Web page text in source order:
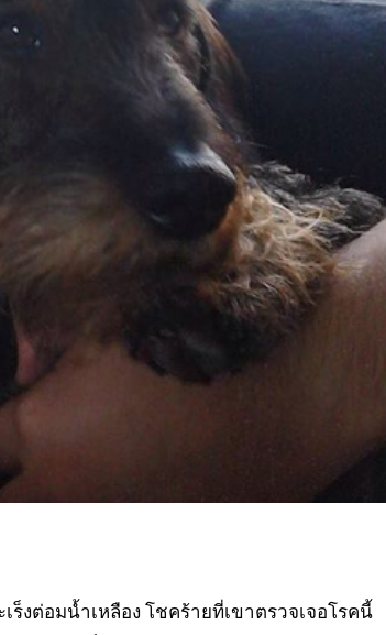
ร็งต่อมน้ำเหลือง โชคร้ายที่เขาตรวจเจอโรคนี้